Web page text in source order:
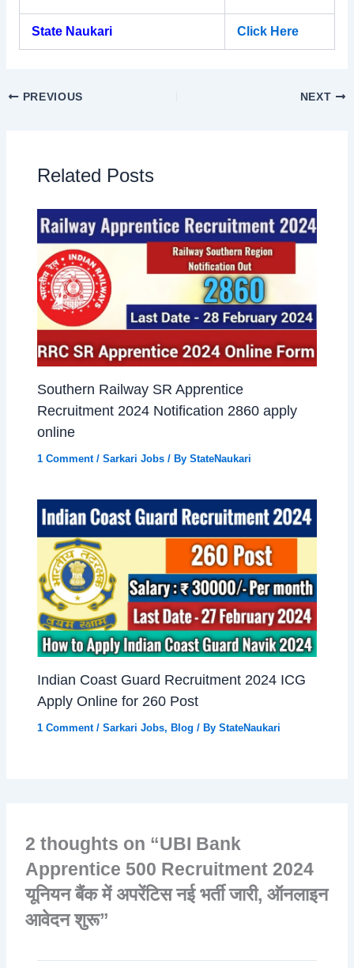
State Naukari Click Here
PREVIOUS NEXT
Related Posts
Southern Railway SR Apprentice
Recruitment 2024 Notification 2860 apply
online
1 Comment /Sarkari Jobs / ByStateNaukari
Indian Coast Guard Recruitment 2024 ICG
Apply Online for 260 Post
1 Comment /Sarkari Jobs, Blog / ByStateNaukari
2 thoughts on “UBI Bank
Apprentice 500 Recruitment 2024
यूनियन बैंक में अपरेंटिस नई भर्ती जारी, ऑनलाइन
आवेदन शुरू”